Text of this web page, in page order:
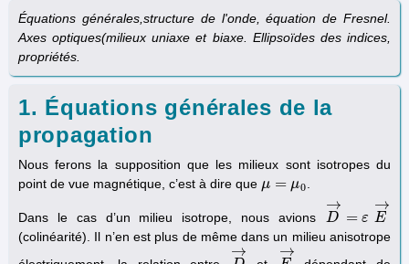
Équations générales,structure de l'onde, équation de Fresnel.
Axes optiques(milieux uniaxe et biaxe. Ellipsoïdes des indices,
propriétés.
1. Équations générales de la
propagation
Nous ferons la supposition que les milieux sont isotropes du
point de vue magnétique, c’est à dire que μ = μ0
μ= μ0
Dans le cas d’un milieu isotrope, nous avions D
→
= ε E
→
D→ =ε E →
(colinéarité). Il n’en est plus de même dans un milieu anisotrope
→ →